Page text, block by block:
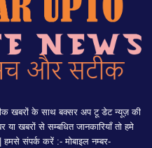
खबरों के साथ बक्सर अप टू डेट न्यूज़ की
खबरों से सम्बधित जानकारियाँ तो हमे
हमसे संपर्क करें :- मोबाइल नम्बर-